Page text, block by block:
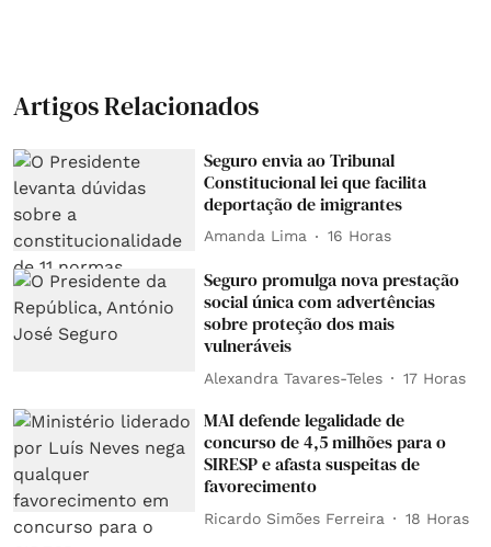
Artigos Relacionados
Seguro envia ao Tribunal
Constitucional lei que facilita
deportação de imigrantes
Amanda Lima 16 Horas
Seguro promulga nova prestação
social única com advertências
sobre proteção dos mais
vulneráveis
Alexandra Tavares-Teles 17 Horas
MAI defende legalidade de
concurso de 4,5 milhões para o
SIRESP e afasta suspeitas de
favorecimento
Ricardo Simões Ferreira 18 Horas